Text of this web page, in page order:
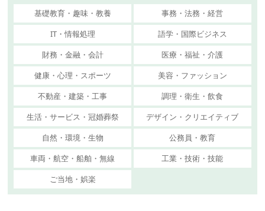
基礎教育・趣味・教養
事務・法務・経営
IT・情報処理
語学・国際ビジネス
財務・金融・会計
医療・福祉・介護
健康・心理・スポーツ
美容・ファッション
不動産・建築・工事
調理・衛生・飲食
生活・サービス・冠婚葬祭
デザイン・クリエイティブ
自然・環境・生物
公務員・教育
車両・航空・船舶・無線
工業・技術・技能
ご当地・娯楽